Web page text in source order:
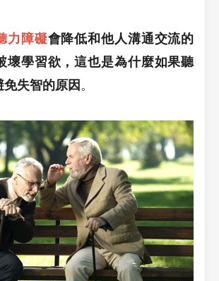
力障礙會降低和他人溝通交流的
壞學習欲，這也是為什麼如果聽
失智的原因 。